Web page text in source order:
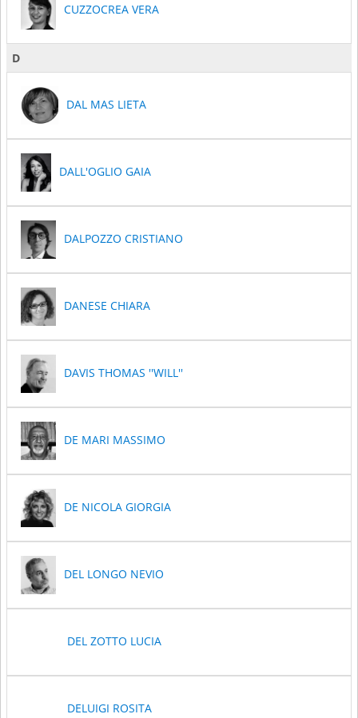
CUZZOCREA VERA
D
DAL MAS LIETA
DALL'OGLIO GAIA
DALPOZZO CRISTIANO
DANESE CHIARA
DAVIS THOMAS ''WILL''
DE MARI MASSIMO
DE NICOLA GIORGIA
DEL LONGO NEVIO
DEL ZOTTO LUCIA
DELUIGI ROSITA